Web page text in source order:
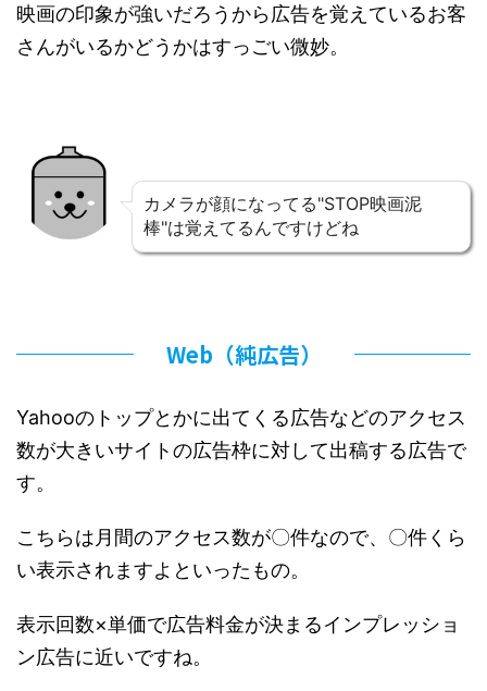
映画の印象が強いだろうから広告を覚えているお客
さんがいるかどうかはすっごい微妙。
カメラが顔になってる"STOP映画泥
棒"は覚えてるんですけどね
Web（純広告）
Yahooのトップとかに出てくる広告などのアクセス
数が大きいサイトの広告枠に対して出稿する広告で
す。
こちらは月間のアクセス数が〇件なので、〇件くら
い表示されますよといったもの。
表示回数×単価で広告料金が決まるインプレッショ
ン広告に近いですね。